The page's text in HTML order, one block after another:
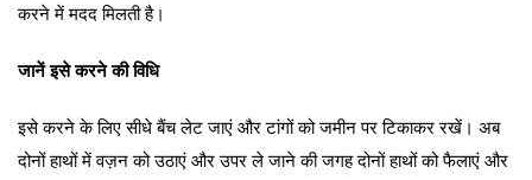
करने में मदद मिलती है।
जानें इसे करने की विधि
इसे करने के लिए सीधे बैंच लेट जाएं और टांगों को जमीन पर टिकाकर रखें। अब
दोनों हाथों में वज़न को उठाएं और उपर ले जाने की जगह दोनों हाथों को फैलाएं और